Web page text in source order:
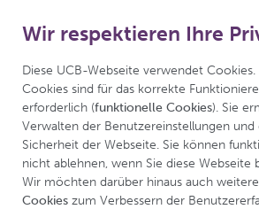
für Epilepsie
Menü
Wir respektieren Ihre
Diese UCB-Webseite verwendet Cookies.
Cookies sind für das korrekte
erforderlich (funktionelle Cookies). Sie
Verwalten der Benutzereinstellungen und
Sicherheit der Webseite. Sie können
nicht ablehnen, wenn Sie diese Webseite
Wir möchten darüber hinaus auch weitere
Cookies zum Verbessern der